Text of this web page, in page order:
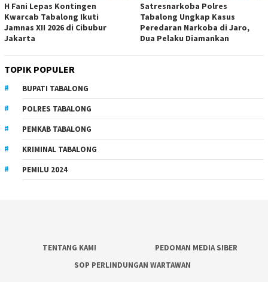
H Fani Lepas Kontingen
Kwarcab Tabalong Ikuti
Jamnas XII 2026 di Cibubur
Jakarta
Satresnarkoba Polres
Tabalong Ungkap Kasus
Peredaran Narkoba di Jaro,
Dua Pelaku Diamankan
TOPIK POPULER
BUPATI TABALONG
POLRES TABALONG
PEMKAB TABALONG
KRIMINAL TABALONG
PEMILU 2024
TENTANG KAMI
PEDOMAN MEDIA SIBER
SOP PERLINDUNGAN WARTAWAN